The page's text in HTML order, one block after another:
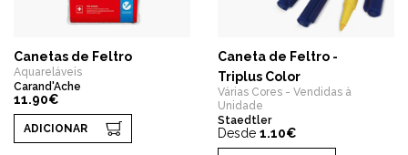
Canetas de Feltro
Aquareláveis
Carand'Ache
11.90€
ADICIONAR
Caneta de Feltro -
Triplus Color
Várias Cores - Vendidas à
Unidade
Staedtler
Desde 1.10€